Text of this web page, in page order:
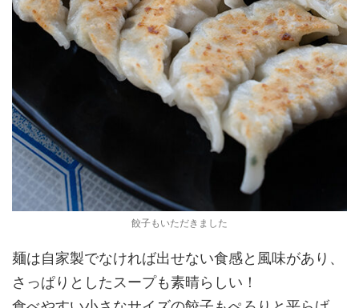
餃子もいただきました
麺は自家製でなければ出せない食感と風味があり、
さっぱりとしたスープも素晴らしい！